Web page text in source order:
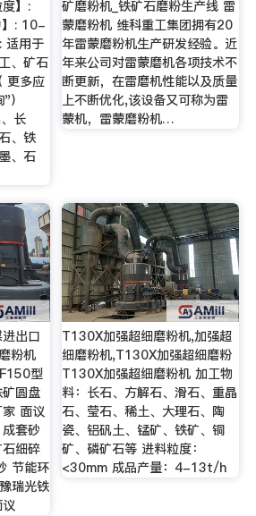
】:
: 10-
适用于
、矿石
更多应
）
长
、铁
、石
矿磨粉机_铁矿石磨粉生产线 雷
蒙磨粉机 维科重工集团拥有20
年雷蒙磨粉机生产研发经验。近
年来公司对雷蒙磨机各项技术不
断更新，在雷磨机性能以及质量
上不断优化,该设备又可称为雷
蒙机，雷蒙磨粉机…
出口
粉机
型
圆盘
面议
套砂
细碎
节能环
瑞光铁
T130X加强超细磨粉机,加强超
细磨粉机,T130X加强超细磨粉
T130X加强超细磨粉机 加工物
料：长石、方解石、滑石、重晶
石、莹石、稀土、大理石、陶
瓷、铝矾土、锰矿、铁矿、铜
矿、磷矿石等 进料粒度：
<30mm 成品产量：4-13t/h